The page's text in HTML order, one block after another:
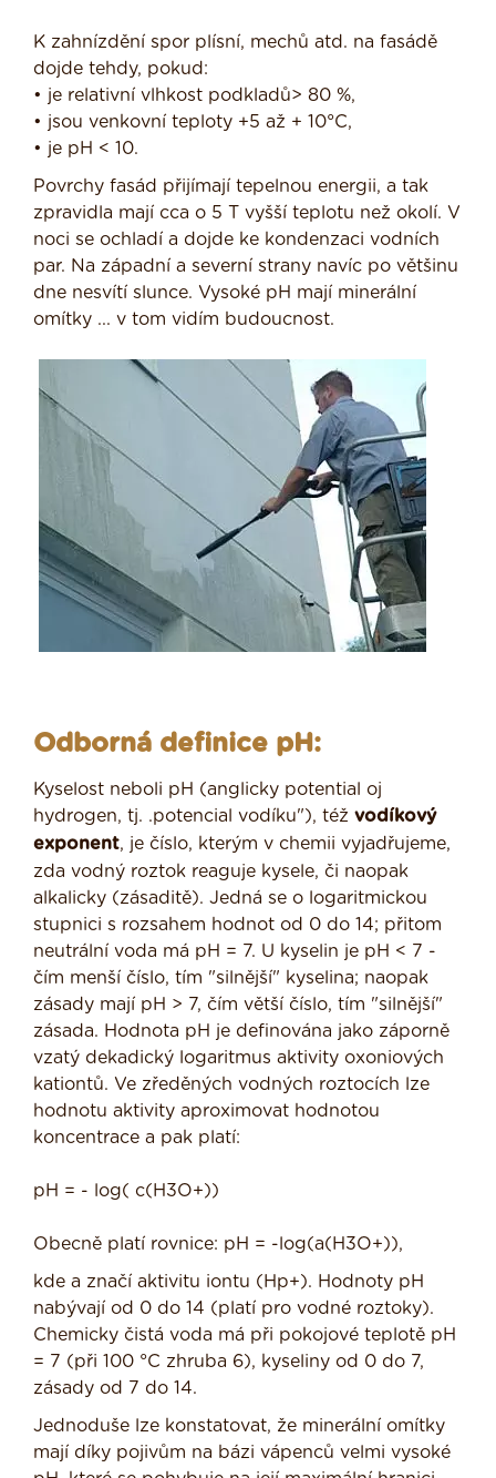
K zahnízdění spor plísní, mechů atd. na fasádě
dojde tehdy, pokud:
• je relativní vlhkost podkladů> 80 %,
• jsou venkovní teploty +5 až + 10°C,
• je pH < 10.
Povrchy fasád přijímají tepelnou energii, a tak
zpravidla mají cca o 5 T vyšší teplotu než okolí. V
noci se ochladí a dojde ke kondenzaci vodních
par. Na západní a severní strany navíc po většinu
dne nesvítí slunce. Vysoké pH mají minerální
omítky ... v tom vidím budoucnost.
Odborná definice pH:
Kyselost neboli pH (anglicky potential oj
hydrogen, tj. .potencial vodíku"), též vodíkový
exponent, je číslo, kterým v chemii vyjadřujeme,
zda vodný roztok reaguje kysele, či naopak
alkalicky (zásaditě). Jedná se o logaritmickou
stupnici s rozsahem hodnot od 0 do 14; přitom
neutrální voda má pH = 7. U kyselin je pH < 7 -
čím menší číslo, tím "silnější" kyselina; naopak
zásady mají pH > 7, čím větší číslo, tím "silnější"
zásada. Hodnota pH je definována jako záporně
vzatý dekadický logaritmus aktivity oxoniových
kationtů. Ve zředěných vodných roztocích lze
hodnotu aktivity aproximovat hodnotou
koncentrace a pak platí:
pH = - log( c(H3O+))
Obecně platí rovnice: pH = -log(a(H3O+)),
kde a značí aktivitu iontu (Hp+). Hodnoty pH
nabývají od 0 do 14 (platí pro vodné roztoky).
Chemicky čistá voda má při pokojové teplotě pH
= 7 (při 100 °C zhruba 6), kyseliny od 0 do 7,
zásady od 7 do 14.
Jednoduše lze konstatovat, že minerální omítky
mají díky pojivům na bázi vápenců velmi vysoké